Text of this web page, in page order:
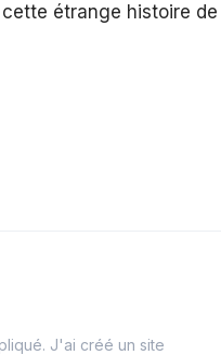
cette étrange histoire de
J'ai créé un site